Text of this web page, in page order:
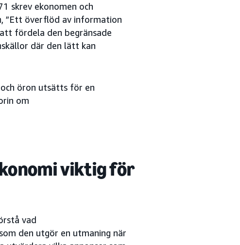
skrev ekonomen och
”Ett överflöd av information
fördela den begränsade
där den lätt kan
öron utsätts för en
om
viktig för
vad
den utgör en utmaning när